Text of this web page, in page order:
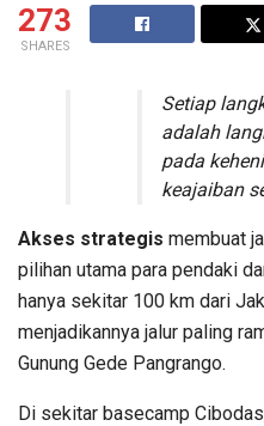
273
SHARES
Setiap
adalah
pada
keajaiban
Akses strategis membuat
pilihan utama para pendaki
hanya sekitar 100 km dari
menjadikannya jalur paling
Gunung Gede Pangrango.
Di sekitar basecamp